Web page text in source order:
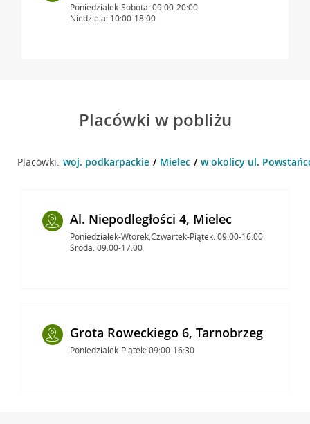
Poniedziałek-Sobota: 09:00-20:00
Niedziela: 10:00-18:00
Placówki w pobliżu
Placówki: woj. podkarpackie Mielec w okolicy ul.
Al. Niepodległości 4, Mielec
Poniedziałek-Wtorek,Czwartek-Piątek: 09:00-16:00
Środa: 09:00-17:00
Grota Roweckiego 6, Tarnobrzeg
Poniedziałek-Piątek: 09:00-16:30